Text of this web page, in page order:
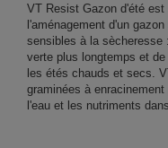
VT Resist Gazon d'été
l'aménagement d'un
sensibles à la sècheresse
verte plus longtemps et
les étés chauds et secs.
graminées à
l'eau et les nutriments